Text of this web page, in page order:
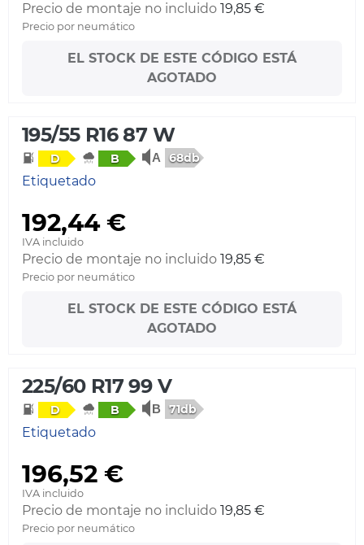
Precio de montaje no incluido 19,85 €
Precio por neumático
EL STOCK DE ESTE CÓDIGO ESTÁ
AGOTADO
195/55 R16 87 W
D B 68db
Etiquetado
192,44 €
IVA incluido
Precio de montaje no incluido 19,85 €
Precio por neumático
EL STOCK DE ESTE CÓDIGO ESTÁ
AGOTADO
225/60 R17 99 V
D B 71db
Etiquetado
196,52 €
IVA incluido
Precio de montaje no incluido 19,85 €
Precio por neumático